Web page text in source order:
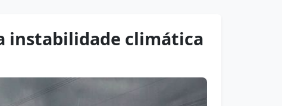
instabilidade climática